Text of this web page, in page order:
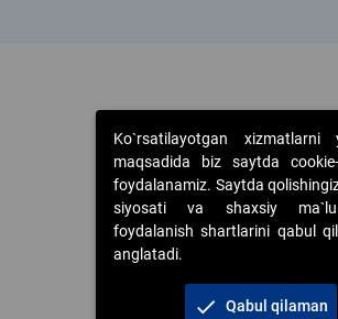
Ko`rsatilayotgan xizmatlarni
maqsadida biz saytda
foydalanamiz. Saytda
siyosati va shaxsiy
foydalanish shartlarini qabul
anglatadi.
check Qabul qilaman